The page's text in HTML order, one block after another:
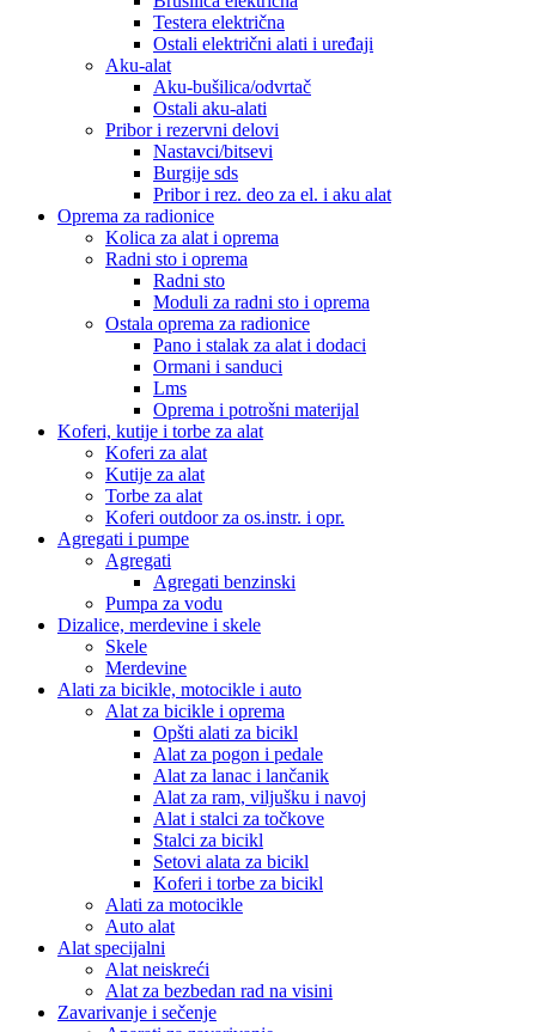
Testera električna
Ostali električni alati i uređaji
Aku-alat
Aku-bušilica/odvrtač
Ostali aku-alati
Pribor i rezervni delovi
Nastavci/bitsevi
Burgije sds
Pribor i rez. deo za el. i aku alat
Oprema za radionice
Kolica za alat i oprema
Radni sto i oprema
Radni sto
Moduli za radni sto i oprema
Ostala oprema za radionice
Pano i stalak za alat i dodaci
Ormani i sanduci
Lms
Oprema i potrošni materijal
Koferi, kutije i torbe za alat
Koferi za alat
Kutije za alat
Torbe za alat
Koferi outdoor za os.instr. i opr.
Agregati i pumpe
Agregati
Agregati benzinski
Pumpa za vodu
Dizalice, merdevine i skele
Skele
Merdevine
Alati za bicikle, motocikle i auto
Alat za bicikle i oprema
Opšti alati za bicikl
Alat za pogon i pedale
Alat za lanac i lančanik
Alat za ram, viljušku i navoj
Alat i stalci za točkove
Stalci za bicikl
Setovi alata za bicikl
Koferi i torbe za bicikl
Alati za motocikle
Auto alat
Alat specijalni
Alat neiskreći
Alat za bezbedan rad na visini
Zavarivanje i sečenje